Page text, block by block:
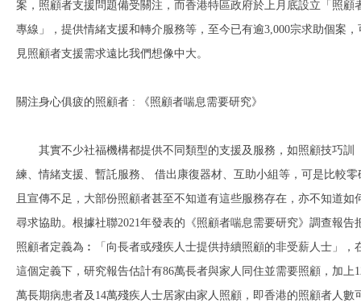
案，照顧者支援問題備受關注，而香港特區政府於上月底設立「照顧
專線」，提供情緒支援和轉介服務等，至今已有逾3,000宗求助個案，
見照顧者支援需求遠比我們想像中大。
關注身心俱疲的照顧者 : 《照顧者喘息需要研究》
其實不少社福機構都提供不同類型的支援及服務，如照顧技巧訓
練、情緒支援、暫託服務、 借出康復器材、互助小組等，可是比較零
且宣傳不足，大部份照顧者甚至不知道有這些服務存在，亦不知道如
尋求協助。根據社聯2021年發表的《照顧者喘息需要研究》調查報告
照顧者定義為︰「向長者或殘疾人士提供持續照顧的非受薪人士」，
這個定義下，研究報告估計有86萬長者與家人同住並需要照顧，加上
萬長期病患者及14萬殘疾人士居家由家人照顧，即香港的照顧者人數